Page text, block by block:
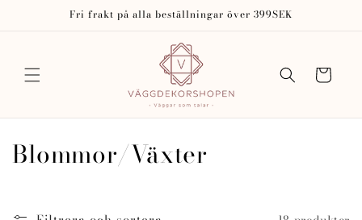
Fri frakt på alla beställningar över 399SEK
Varukorg
P
Blommor/Växter